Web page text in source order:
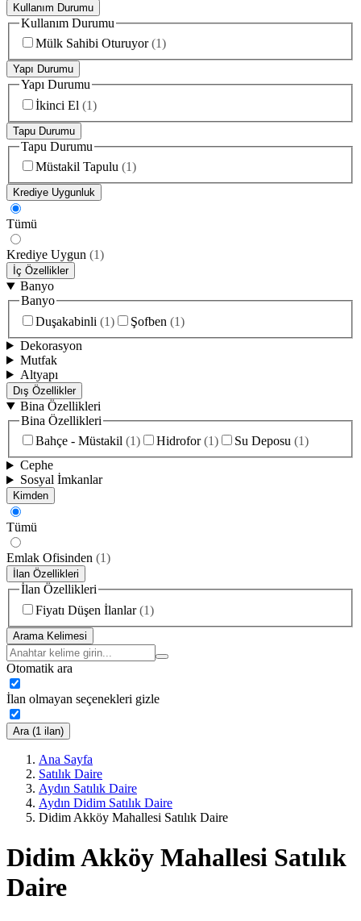
Kullanım Durumu
Kullanım Durumu
Mülk Sahibi Oturuyor (1)
Yapı Durumu
Yapı Durumu
İkinci El (1)
Tapu Durumu
Tapu Durumu
Müstakil Tapulu (1)
Krediye Uygunluk
Tümü
Krediye Uygun (1)
İç Özellikler
Banyo
Banyo
Duşakabinli (1) Şofben (1)
Dekorasyon
Mutfak
Altyapı
Dış Özellikler
Bina Özellikleri
Bina Özellikleri
Bahçe - Müstakil (1) Hidrofor (1) Su Deposu (1)
Cephe
Sosyal İmkanlar
Kimden
Tümü
Emlak Ofisinden (1)
İlan Özellikleri
İlan Özellikleri
Fiyatı Düşen İlanlar (1)
Arama Kelimesi
Otomatik ara
İlan olmayan seçenekleri gizle
Ara (1 ilan)
Ana Sayfa
Satılık Daire
Aydın Satılık Daire
Aydın Didim Satılık Daire
Didim Akköy Mahallesi Satılık Daire
Didim Akköy Mahallesi Satılık
Daire